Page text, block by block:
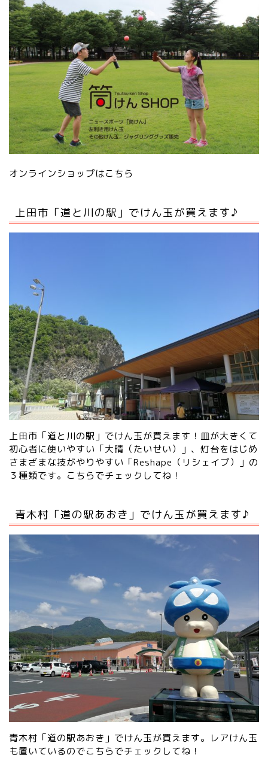
オンラインショップはこちら
上田市「道と川の駅」でけん玉が買えます♪
上田市「道と川の駅」でけん玉が買えます！皿が大きくて
初心者に使いやすい「大晴（たいせい）」、灯台をはじめ
さまざまな技がやりやすい「Reshape（リシェイプ）」の
３種類です。 こちらでチェックしてね！
青木村「道の駅あおき」でけん玉が買えます♪
青木村「道の駅あおき」でけん玉が買えます。レアけん玉
も置いているのでこちらでチェック してね！